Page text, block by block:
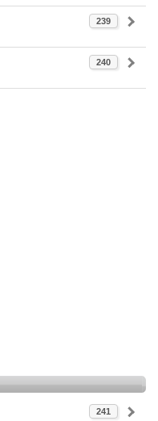
239
240
241